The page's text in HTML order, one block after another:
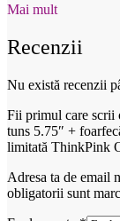
Mai mult
Recenzii
Nu există recenzii
Fii primul care scrii
tuns 5.75″ +
limitată ThinkPink
Adresa ta de email
obligatorii sunt